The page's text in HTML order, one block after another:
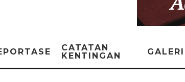
CATATAN
KENTINGAN
GALERI